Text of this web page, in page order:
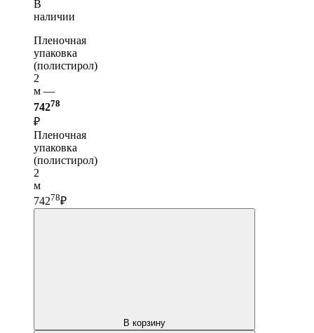
В
наличии
Пленочная
упаковка
(полистирол)
2
м —
74278
₽
Пленочная
упаковка
(полистирол)
2
м
74278₽
В корзину